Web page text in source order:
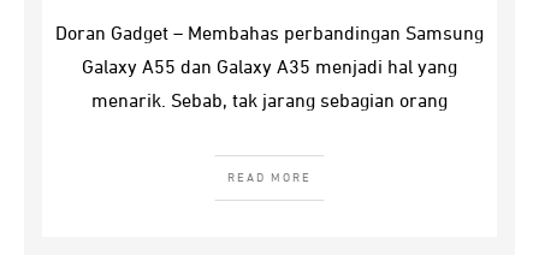
Doran Gadget – Membahas perbandingan Samsung
Galaxy A55 dan Galaxy A35 menjadi hal yang
menarik. Sebab, tak jarang sebagian orang
READ MORE